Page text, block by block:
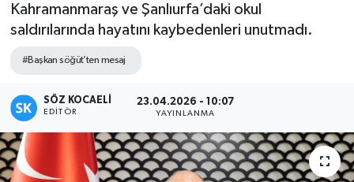
Kahramanmaraş ve Şanlıurfa’daki okul
saldırılarında hayatını kaybedenleri unutmadı.
#Başkan söğüt’ten mesaj
SÖZ KOCAELI
EDITÖR
23.04.2026 - 10:07
YAYINLANMA
Son Dakika Haberleri
Haber Arşivi